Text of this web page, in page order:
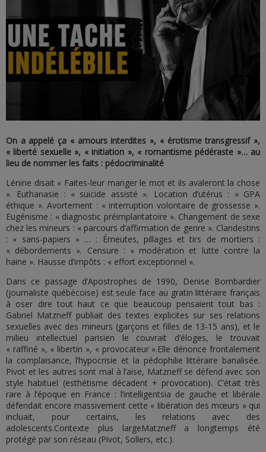
On a appelé ça « amours interdites », « érotisme transgressif »,
« liberté sexuelle », « initiation », « romantisme pédéraste »… au
lieu de nommer les faits : pédocriminalité
Lénine disait « Faites-leur manger le mot et ils avaleront la chose
». Euthanasie : « suicide assisté ». Location d’utérus : « GPA
éthique ». Avortement : « interruption volontaire de grossesse ».
Eugénisme : « diagnostic préimplantatoire ». Changement de sexe
chez les mineurs : « parcours d’affirmation de genre ». Clandestins
: « sans-papiers » … : Émeutes, pillages et tirs de mortiers :
« débordements ». Censure : « modération et lutte contre la
haine ». Hausse d’impôts : « effort exceptionnel ».
Dans ce passage d’Apostrophes de 1990, Denise Bombardier
(journaliste québécoise) est seule face au gratin littéraire français
à oser dire tout haut ce que beaucoup pensaient tout bas :
Gabriel Matzneff publiait des textes explicites sur ses relations
sexuelles avec des mineurs (garçons et filles de 13-15 ans), et le
milieu intellectuel parisien le couvrait d’éloges, le trouvait
« raffiné », « libertin », « provocateur ».Elle dénonce frontalement
la complaisance, l’hypocrisie et la pédophilie littéraire banalisée.
Pivot et les autres sont mal à l’aise, Matzneff se défend avec son
style habituel (esthétisme décadent + provocation). C’était très
rare à l’époque en France : l’intelligentsia de gauche et libérale
défendait encore massivement cette « libération des mœurs » qui
incluait, pour certains, les relations avec des
adolescents.Contexte plus largeMatzneff a longtemps été
protégé par son réseau (Pivot, Sollers, etc.).